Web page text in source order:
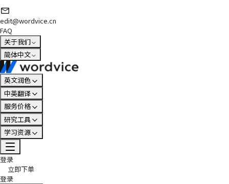
edit@wordvice.cn
FAQ
关于我们
简体中文
英文润色
中英翻译
服务价格
研究工具
学习资源
登录
立即下单
登录